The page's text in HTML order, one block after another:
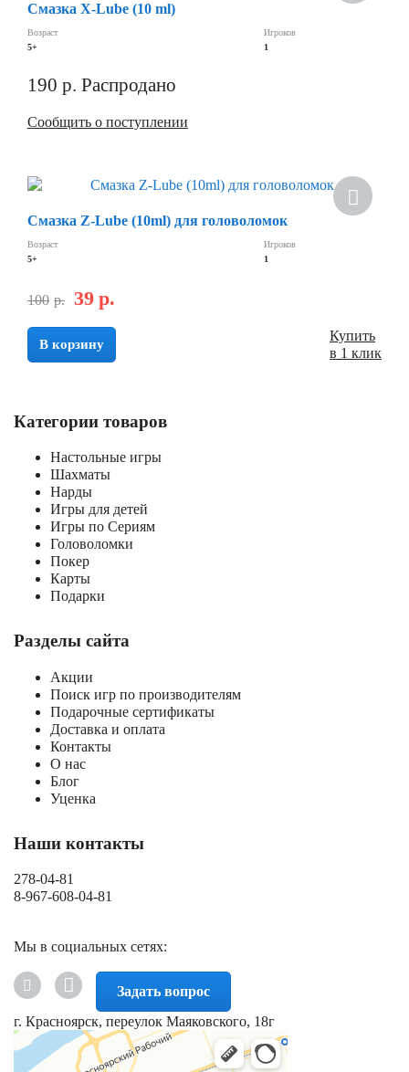
Смазка X-Lube (10 ml)
Возраст
5+
Игроков
1
190 р. Распродано
Сообщить о поступлении
Смазка Z-Lube (10ml) для головоломок
Возраст
5+
Игроков
1
100 р. 39 р.
В корзину
Купить
в 1 клик
Категории товаров
Настольные игры
Шахматы
Нарды
Игры для детей
Игры по Сериям
Головоломки
Покер
Карты
Подарки
Разделы сайта
Акции
Поиск игр по производителям
Подарочные сертификаты
Доставка и оплата
Контакты
О нас
Блог
Уценка
Наши контакты
278-04-81
8-967-608-04-81
Мы в социальных сетях:
Задать вопрос
г. Красноярск, переулок Маяковского, 18г